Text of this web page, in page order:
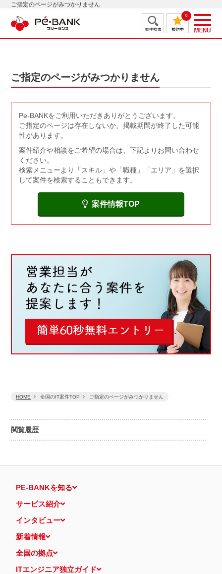
ご指定のページがみつかりません
0
閲覧履歴
HOME 全国のIT案件TOP ご指定のページがみつかりません
ご指定のページがみつかりません
Pe-BANKをご利用いただきありがとうございます。
ご指定のページは存在しないか、掲載期間が終了した可能
性があります。
案件紹介や相談をご希望の場合は、下記よりお問い合わせ
ください。
検索メニューより「スキル」や「職種」「エリア」を選択
して案件を検索することもできます。
案件情報TOP
PE-BANKを知る
サービス紹介
インタビュー
新着情報
全国の拠点
ITエンジニア独立ガイド